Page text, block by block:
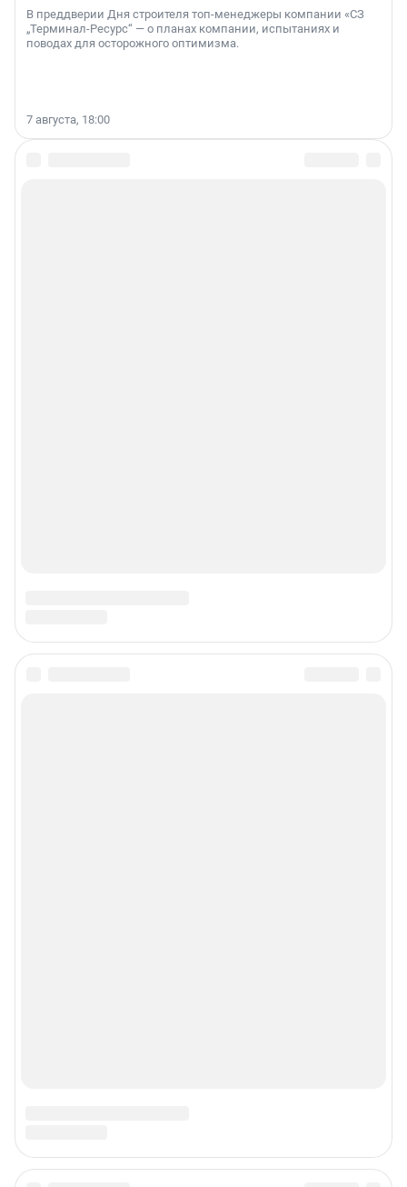
В преддверии Дня строителя топ-менеджеры компании «СЗ
„Терминал-Ресурс“ — о планах компании, испытаниях и
поводах для осторожного оптимизма.
7 августа, 18:00